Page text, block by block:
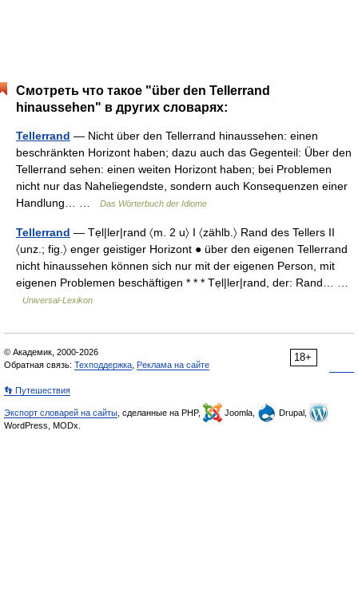
Смотреть что такое "über den Tellerrand
hinaussehen" в других словарях:
Tellerrand — Nicht über den Tellerrand hinaussehen: einen
beschränkten Horizont haben; dazu auch das Gegenteil: Über den
Tellerrand sehen: einen weiten Horizont haben; bei Problemen
nicht nur das Naheliegendste, sondern auch Konsequenzen einer
Handlung… …
Das Wörterbuch der Idiome
Tellerrand — Tẹl|ler|rand 〈m. 2 u〉 I 〈zählb.〉 Rand des Tellers II
〈unz.; fig.〉 enger geistiger Horizont ● über den eigenen Tellerrand
nicht hinaussehen können sich nur mit der eigenen Person, mit
eigenen Problemen beschäftigen * * * Tẹl|ler|rand, der: Rand… …
Universal-Lexikon
18+
© Академик, 2000-2026
Обратная связь: Техподдержка Реклама на сайте
👣 Путешествия
Экспорт словарей на сайты , сделанные на PHP, Joomla,
Drupal,
WordPress, MODx.